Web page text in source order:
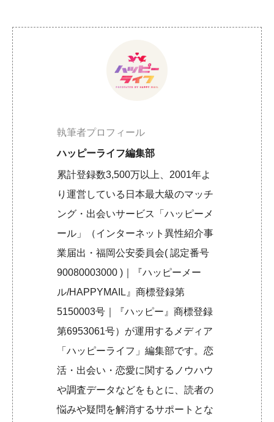
執筆者プロフィール
ハッピーライフ編集部
累計登録数3,500万以上、2001年よ
り運営している日本最大級のマッチ
ング・出会いサービス「ハッピーメ
ール」（インターネット異性紹介事
業届出・福岡公安委員会( 認定番号
90080003000 )｜『ハッピーメー
ル/HAPPYMAIL』商標登録第
5150003号｜『ハッピー』商標登録
第6953061号）が運用するメディア
「ハッピーライフ」編集部です。恋
活・出会い・恋愛に関するノウハウ
や調査データなどをもとに、読者の
悩みや疑問を解消するサポートとな